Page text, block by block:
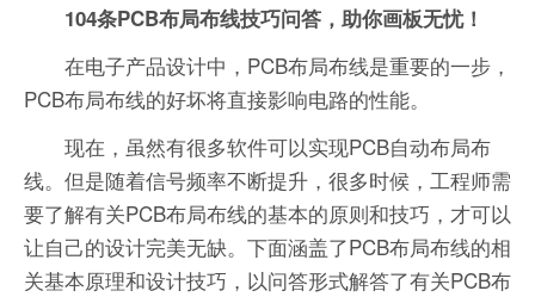
104条PCB布局布线技巧问答，助你画板无忧！
在电子产品设计中，PCB布局布线是重要的一步，
PCB布局布线的好坏将直接影响电路的性能。
现在，虽然有很多软件可以实现PCB自动布局布
线。但是随着信号频率不断提升，很多时候，工程师需
要了解有关PCB布局布线的基本的原则和技巧，才可以
让自己的设计完美无缺。下面涵盖了PCB布局布线的相
关基本原理和设计技巧，以问答形式解答了有关PCB布